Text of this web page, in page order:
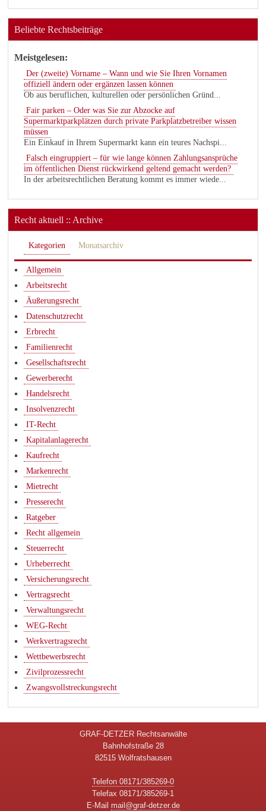
Beliebte Rechtsbeiträge
Meistgelesen:
Der (zweite) Vorname – Wann und wie Sie Ihren Vornamen
offiziell ändern oder ergänzen lassen können
Ob aus beruflichen, kulturellen oder persönlichen Gründ...
Fair parken – Oder was Sie zur Abzocke auf
Supermarktparkplätzen durch private Parkplatzbetreiber wissen
müssen
Ein Einkauf in Ihrem Supermarkt kann ein teures Nachspi...
Falsch eingruppiert – für wie lange können Zahlungsansprüche
im öffentlichen Dienst rückwirkend geltend gemacht werden?
In der arbeitsrechtlichen Beratung kommt es immer wiede...
Recht aktuell :: Archive
Kategorien Monatsarchiv
Allgemein
Arbeitsrecht
Äußerungsrecht
Datenschutzrecht
Erbrecht
Familienrecht
Gesellschaftsrecht
Gewerberecht
Handelsrecht
Insolvenzrecht
IT-Recht
Kapitalanlagerecht
Kaufrecht
Markenrecht
Mietrecht
Presserecht
Ratgeber
Recht allgemein
Steuerrecht
Urheberrecht
Versicherungsrecht
Vertragsrecht
Verwaltungsrecht
WEG-Recht
Werkvertragsrecht
Wettbewerbsrecht
Zivilprozessrecht
Zwangsvollstreckungsrecht
GRAF-DETZER Rechtsanwälte
Bahnhofstraße 28
82515 Wolfratshausen
Telefon 08171/385269-0
Telefax 08171/385269-1
E-Mail mail@graf-detzer.de